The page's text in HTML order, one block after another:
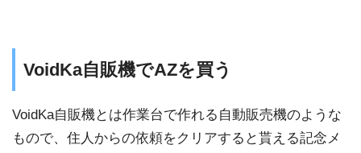
VoidKa自販機でAZを買う
VoidKa自販機とは作業台で作れる自動販売機のような
もので、住人からの依頼をクリアすると貰える記念メ